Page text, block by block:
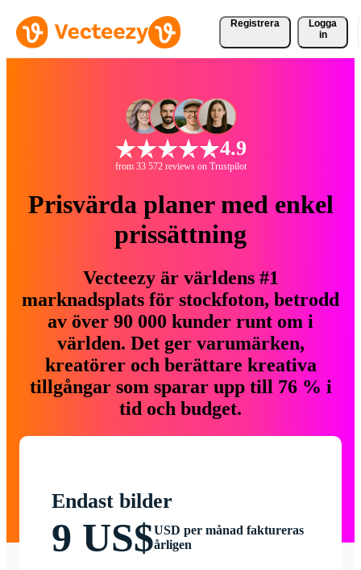
Registrera
Logga
in
4.9
from 33 572 reviews on Trustpilot
Prisvärda planer med enkel
prissättning
Vecteezy är världens #1
marknadsplats för stockfoton, betrodd
av över 90 000 kunder runt om i
världen. Det ger varumärken,
kreatörer och berättare kreativa
tillgångar som sparar upp till 76 % i
tid och budget.
Endast bilder
9 US$USD per månad faktureras
årligen